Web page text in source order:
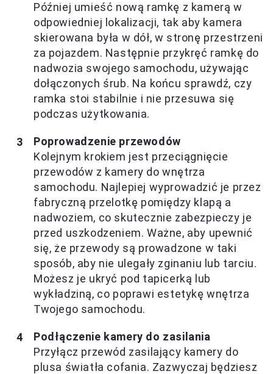
Później umieść nową ramkę z kamerą w
odpowiedniej lokalizacji, tak aby kamera
skierowana była w dół, w stronę przestrzeni
za pojazdem. Następnie przykręć ramkę do
nadwozia swojego samochodu, używając
dołączonych śrub. Na końcu sprawdź, czy
ramka stoi stabilnie i nie przesuwa się
podczas użytkowania.
Poprowadzenie przewodów
Kolejnym krokiem jest przeciągnięcie
przewodów z kamery do wnętrza
samochodu. Najlepiej wyprowadzić je przez
fabryczną przelotkę pomiędzy klapą a
nadwoziem, co skutecznie zabezpieczy je
przed uszkodzeniem. Ważne, aby upewnić
się, że przewody są prowadzone w taki
sposób, aby nie ulegały zginaniu lub tarciu.
Możesz je ukryć pod tapicerką lub
wykładziną, co poprawi estetykę wnętrza
Twojego samochodu.
Podłączenie kamery do zasilania
Przyłącz przewód zasilający kamery do
plusa światła cofania. Zazwyczaj będziesz